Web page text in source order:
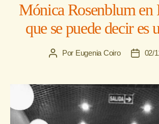
Mónica Rosenblum en
que se puede decir es
Autor
entrada
Por Eugenia Coiro
Fecha
entrada
02/